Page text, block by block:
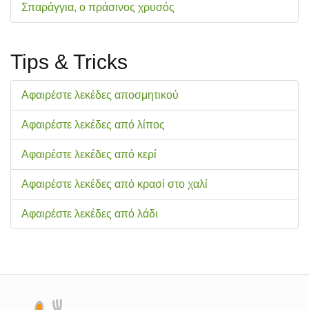
Σπαράγγια, ο πράσινος χρυσός
Tips & Tricks
Αφαιρέστε λεκέδες αποσμητικού
Αφαιρέστε λεκέδες από λίπος
Αφαιρέστε λεκέδες από κερί
Αφαιρέστε λεκέδες από κρασί στο χαλί
Αφαιρέστε λεκέδες από λάδι